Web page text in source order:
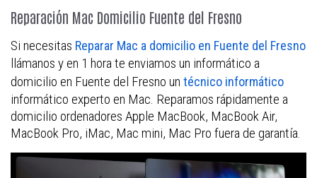
Reparación Mac Domicilio Fuente del Fresno
Si necesitas Reparar Mac a domicilio en Fuente del Fresno
llámanos y en 1 hora te enviamos un informático a
domicilio en Fuente del Fresno un técnico informático
informático experto en Mac. Reparamos rápidamente a
domicilio ordenadores Apple MacBook, MacBook Air,
MacBook Pro, iMac, Mac mini, Mac Pro fuera de garantía.